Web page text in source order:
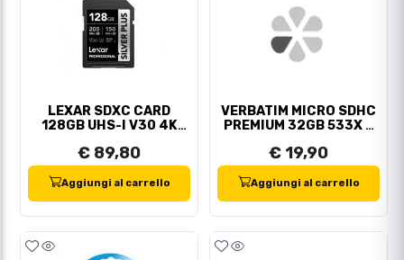
LEXAR SDXC CARD
128GB UHS-I V30 4K
€ 89,80
Aggiungi al carrello
VERBATIM MICRO SDHC
PREMIUM 32GB 533X +
€ 19,90
Aggiungi al carrello